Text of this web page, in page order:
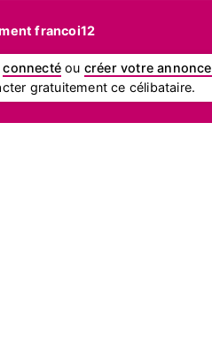
francoi12
connecté ou créer votre annonce
gratuitement ce célibataire.